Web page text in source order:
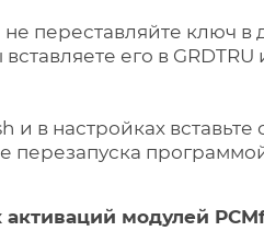
переставляйте ключ
его в
и в настройках
перезапуска
модулей